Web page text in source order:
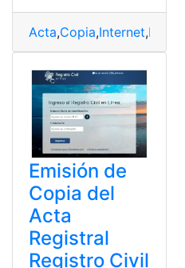
Acta,Copia,Internet,México
Emisión de
Copia del
Acta
Registral
Registro Civil